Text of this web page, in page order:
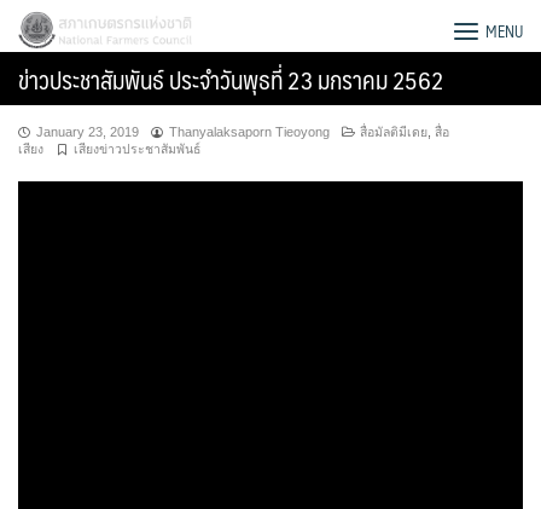
Skip
content
สภาเกษตรกรแห่งชาติ MENU
ข่าวประชาสัมพันธ์ ประจำวันพุธที่ 23 มกราคม 2562
January 23, 2019 Thanyalaksaporn Tieoyong สื่อมัลติมีเดย สื่อ
เสียง
เสียงข่าวประชาสัมพันธ์